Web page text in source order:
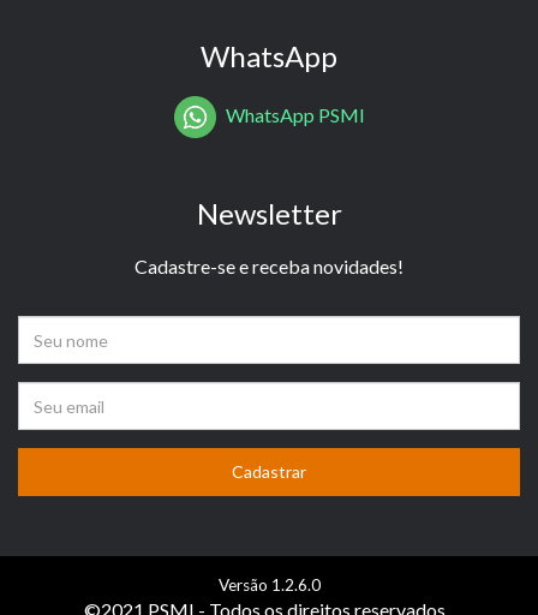
WhatsApp
WhatsApp PSMI
Newsletter
Cadastre-se e receba novidades!
Versão 1.2.6.0
©2021 PSMI - Todos os direitos reservados